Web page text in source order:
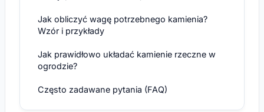
Jak obliczyć wagę potrzebnego kamienia?
Wzór i przykłady
Jak prawidłowo układać kamienie rzeczne w
ogrodzie?
Często zadawane pytania (FAQ)